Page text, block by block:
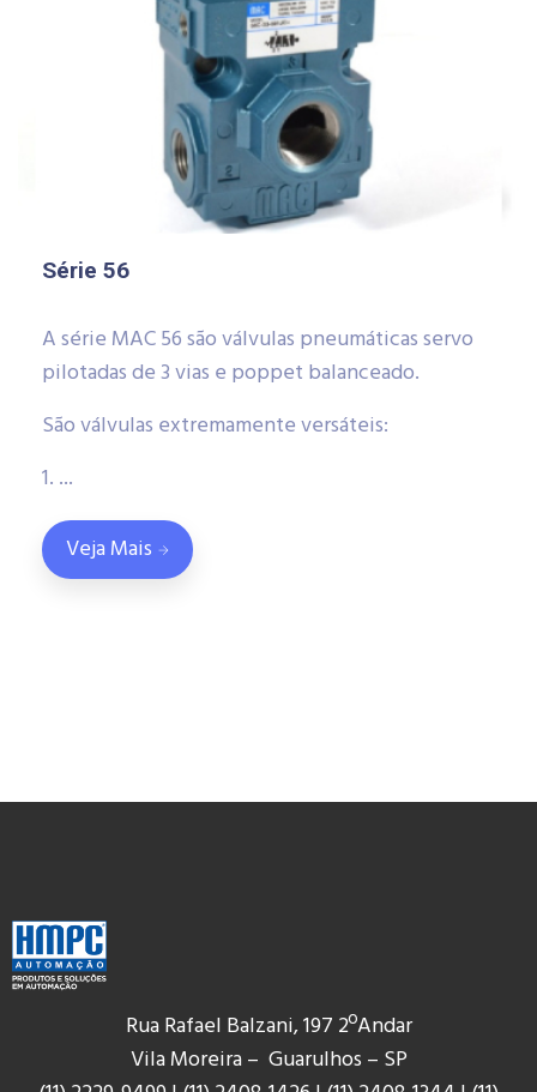
Série 56
A série MAC 56 são válvulas pneumáticas servo
pilotadas de 3 vias e poppet balanceado.
São válvulas extremamente versáteis:
1. ...
Veja Mais
Rua Rafael Balzani, 197 2ºAndar
Vila Moreira – Guarulhos – SP